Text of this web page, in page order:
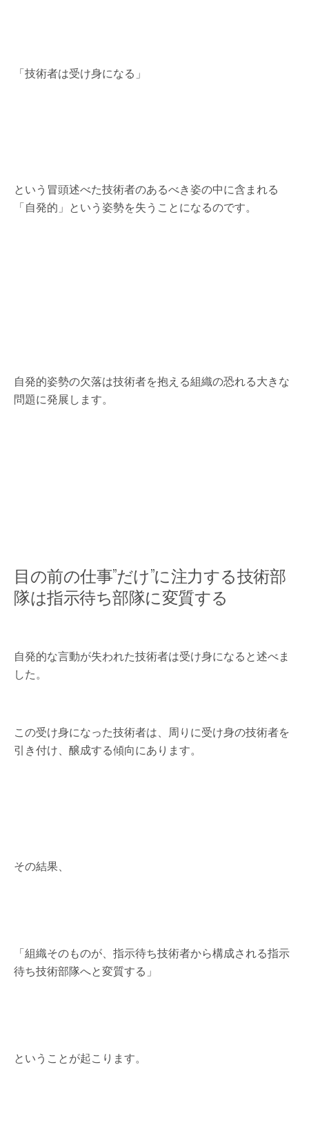
「技術者は受け身になる」
という冒頭述べた技術者のあるべき姿の中に含まれる
「自発的」という姿勢を失うことになるのです。
自発的姿勢の欠落は技術者を抱える組織の恐れる大きな
問題に発展します。
目の前の仕事”だけ”に注力する技術部
隊は指示待ち部隊に変質する
自発的な言動が失われた技術者は受け身になると述べま
した。
この受け身になった技術者は、周りに受け身の技術者を
引き付け、醸成する傾向にあります。
その結果、
「組織そのものが、指示待ち技術者から構成される指示
待ち技術部隊へと変質する」
ということが起こります。